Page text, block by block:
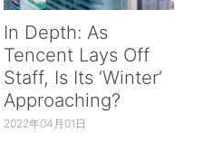
In Depth: As
Tencent Lays Off
Staff, Is Its ‘Winter’
Approaching?
2022年04月01日